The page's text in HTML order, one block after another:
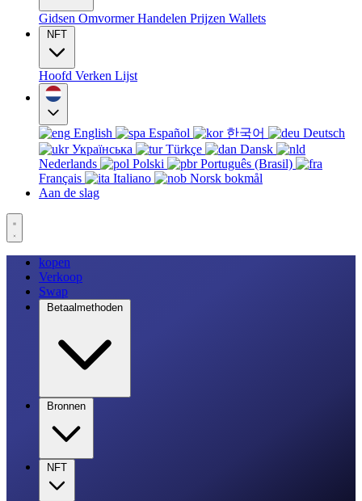
Gidsen OmvormerHandelen Prijzen Wallets
NFT
Hoofd Verken Lijst
English Español 한국어
Deutsch
Українська
Türkçe
Dansk
Nederlands
Polski
Português (Brasil)
Français
Italiano
Norsk bokmål
Aan de slag
kopen
Verkoop
Swap
Betaalmethoden
Bronnen
NFT